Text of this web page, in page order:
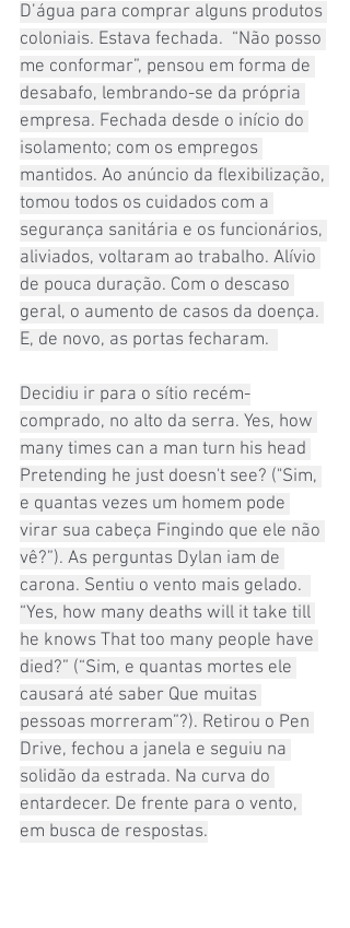
D’água para comprar alguns produtos
coloniais. Estava fechada.  “Não posso
me conformar”, pensou em forma de
desabafo, lembrando-se da própria
empresa. Fechada desde o início do
isolamento; com os empregos
mantidos. Ao anúncio da flexibilização,
tomou todos os cuidados com a
segurança sanitária e os funcionários,
aliviados, voltaram ao trabalho. Alívio
de pouca duração. Com o descaso
geral, o aumento de casos da doença.
E, de novo, as portas fecharam.
Decidiu ir para o sítio recém-
comprado, no alto da serra. Yes, how
many times can a man turn his head
Pretending he just doesn't see? ("Sim,
e quantas vezes um homem pode
virar sua cabeça Fingindo que ele não
vê?”). As perguntas Dylan iam de
carona. Sentiu o vento mais gelado.
“Yes, how many deaths will it take till
he knows That too many people have
died?” (“Sim, e quantas mortes ele
causará até saber Que muitas
pessoas morreram”?). Retirou o Pen
Drive, fechou a janela e seguiu na
solidão da estrada. Na curva do
entardecer. De frente para o vento,
em busca de respostas.